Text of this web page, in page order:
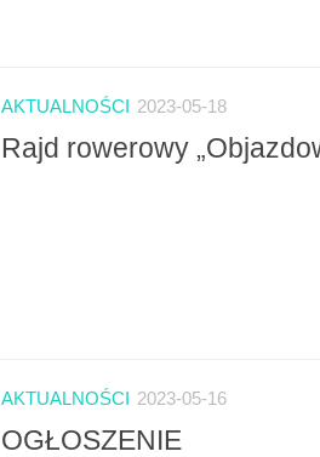
AKTUALNOŚCI 2023-05-18
Rajd rowerowy
AKTUALNOŚCI 2023-05-16
OGŁOSZENIE